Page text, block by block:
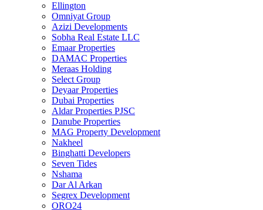
Ellington
Omniyat Group
Azizi Developments
Sobha Real Estate LLC
Emaar Properties
DAMAC Properties
Meraas Holding
Select Group
Deyaar Properties
Dubai Properties
Aldar Properties PJSC
Danube Properties
MAG Property Development
Nakheel
Binghatti Developers
Seven Tides
Nshama
Dar Al Arkan
Segrex Development
ORO24